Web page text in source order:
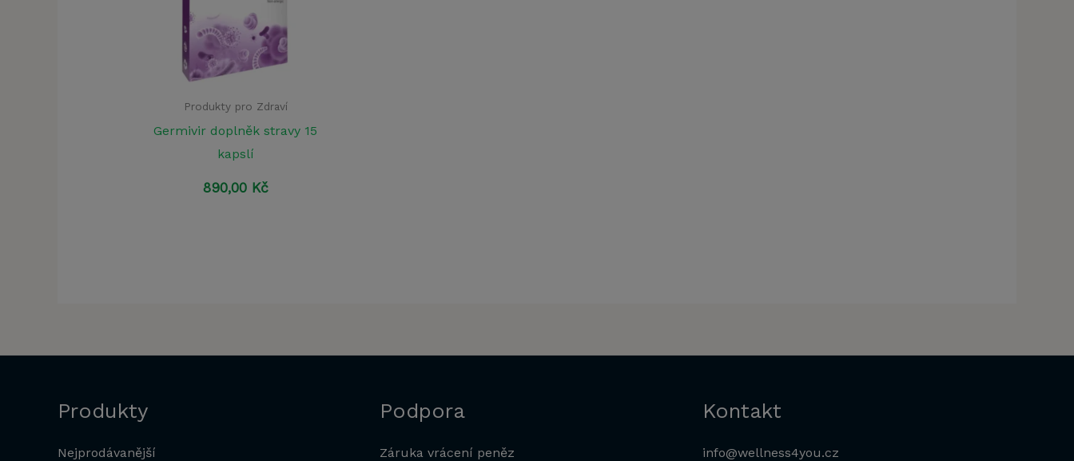
Produkty pro Zdraví
Germivir doplněk stravy 15
kapslí
890,00 Kč
Produkty
Nejprodávanější
Podpora
Záruka vrácení peněz
Kontakt
info@wellness4you.cz